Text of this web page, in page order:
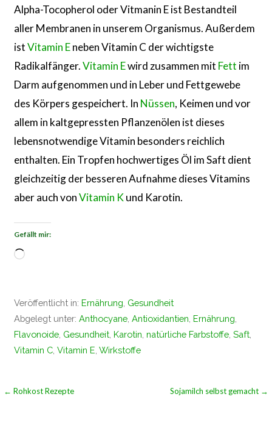
Alpha-Tocopherol oder Vitmanin E ist Bestandteil
aller Membranen in unserem Organismus. Außerdem
istVitamin Eneben Vitamin C der wichtigste
Radikalfänger.Vitamin Ewird zusammen mit Fett im
Darm aufgenommen und in Leber und Fettgewebe
des Körpers gespeichert. In Nüssen, Keimen und vor
allem in kaltgepressten Pflanzenölen ist dieses
lebensnotwendige Vitamin besonders reichlich
enthalten. Ein Tropfen hochwertiges Öl im Saft dient
gleichzeitig der besseren Aufnahme dieses Vitamins
aber auch vonVitamin Kund Karotin.
Gefällt mir:
Wird
Veröffentlicht in:Ernährung Gesundheit
Abgelegt unter:Anthocyane ,Antioxidantien ,Ernährung
Flavonoide Gesundheit ,Karotin ,natürliche Farbstoffe ,Saft
Vitamin C ,Vitamin E ,Wirkstoffe
Beitragsnavigation
← Rohkost Rezepte Sojamilch selbst gemacht →